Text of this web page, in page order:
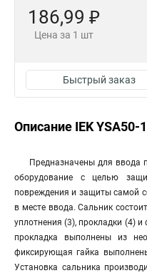
186,99 ₽
Цена за 1 шт
Быстрый заказ
Описание IEK YSA50-
Предназначены для ввода
оборудование с целью
повреждения и защиты самой
в месте ввода. Сальник
уплотнения (3), прокладки (4)
прокладка выполнены из
фиксирующая гайка
Установка сальника